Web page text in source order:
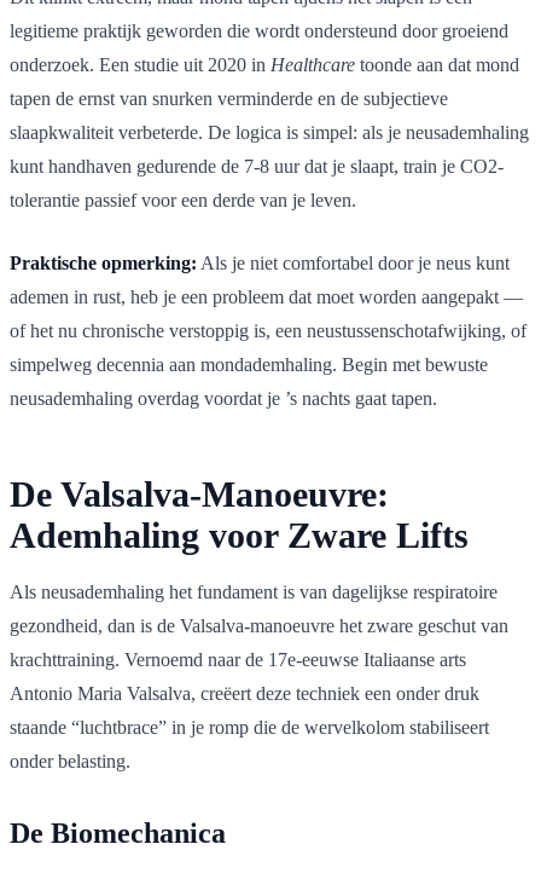
legitieme praktijk geworden die wordt ondersteund door groeiend
onderzoek. Een studie uit 2020 in Healthcare toonde aan dat mond
tapen de ernst van snurken verminderde en de subjectieve
slaapkwaliteit verbeterde. De logica is simpel: als je neusademhaling
kunt handhaven gedurende de 7-8 uur dat je slaapt, train je CO2-
tolerantie passief voor een derde van je leven.
Praktische opmerking: Als je niet comfortabel door je neus kunt
ademen in rust, heb je een probleem dat moet worden aangepakt —
of het nu chronische verstoppig is, een neustussenschotafwijking, of
simpelweg decennia aan mondademhaling. Begin met bewuste
neusademhaling overdag voordat je ’s nachts gaat tapen.
De Valsalva-Manoeuvre:
Ademhaling voor Zware Lifts
Als neusademhaling het fundament is van dagelijkse respiratoire
gezondheid, dan is de Valsalva-manoeuvre het zware geschut van
krachttraining. Vernoemd naar de 17e-eeuwse Italiaanse arts
Antonio Maria Valsalva, creëert deze techniek een onder druk
staande “luchtbrace” in je romp die de wervelkolom stabiliseert
onder belasting.
De Biomechanica